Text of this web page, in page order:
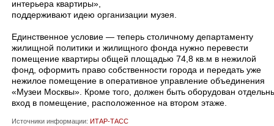
интерьера квартиры»,
поддерживают идею организации музея.
Единственное условие — теперь столичному департаменту
жилищной политики и жилищного фонда нужно перевести
помещение квартиры общей площадью 74,8 кв.м в нежилой
фонд, оформить право собственности города и передать уже
нежилое помещение в оперативное управление объединения
«Музеи Москвы». Кроме того, должен быть оборудован
вход в помещение, расположенное на втором этаже.
Источники информации: ИТАР-ТАСС